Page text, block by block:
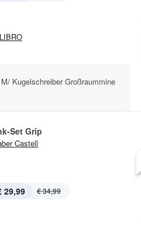
LIBRO
Kugelschreiber Großraummine
Set Grip
Castell
29,99 € 34,99